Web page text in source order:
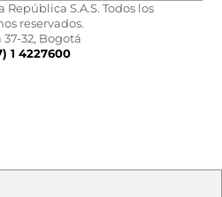
S.A.S. Todos los
reservados.
37-32, Bogotá
1 4227600